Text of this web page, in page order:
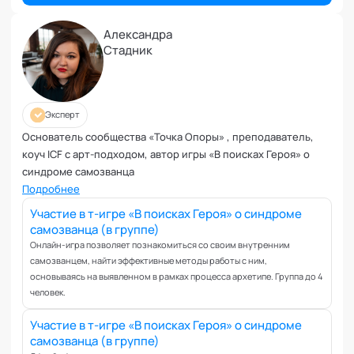
Поведенческий анализ
Подготовка и обучение специалистов
Половое воспитание
Презентация и искусство продаж
Продуктивность и мотивация сотрудников
Профайлинг и оценка персонала
Психологические травмы и блоки
ПТСР
Развитие коммуникабельности
Разработка бизнес-процессов
Расставание
Александра
Стадник
Эксперт
Основатель сообщества «Точка Опоры» , преподаватель,
коуч ICF с арт-подходом, автор игры «В поисках Героя» о
синдроме самозванца
Подробнее
Участие в т-игре «В поисках Героя» о синдроме
самозванца (в группе)
Онлайн-игра позволяет познакомиться со своим внутренним
самозванцем, найти эффективные методы работы с ним,
основываясь на выявленном в рамках процесса архетипе. Группа до 4
человек.
Участие в т-игре «В поисках Героя» о синдроме
самозванца (в группе)